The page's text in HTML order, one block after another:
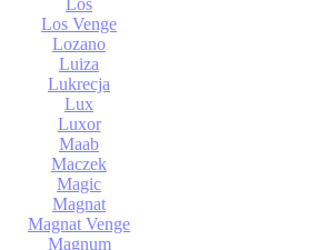
Los Venge
Lozano
Luiza
Lukrecja
Lux
Luxor
Maab
Maczek
Magic
Magnat
Magnat Venge
Magnum